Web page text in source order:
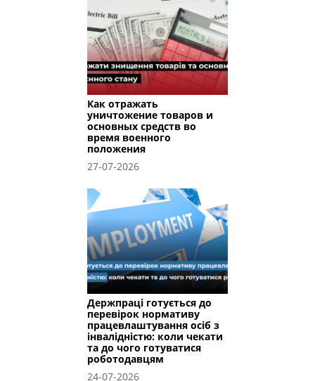
Как отражать
уничтожение товаров и
основных средств во
время военного
положения
27-07-2026
Держпраці готується до
перевірок нормативу
працевлаштування осіб з
інвалідністю: коли чекати
та до чого готуватися
роботодавцям
24-07-2026